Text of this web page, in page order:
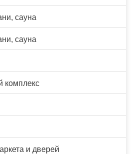
сауна
сауна
комплекс
и дверей